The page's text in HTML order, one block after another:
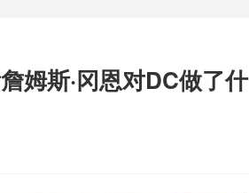
姆斯·冈恩对DC做了什